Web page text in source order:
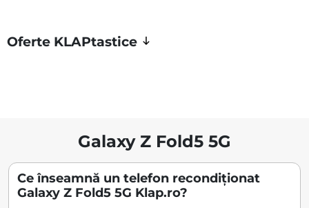
Oferte KLAPtastice
Galaxy Z Fold5 5G
Ce înseamnă un telefon recondiționat
Galaxy Z Fold5 5G Klap.ro?